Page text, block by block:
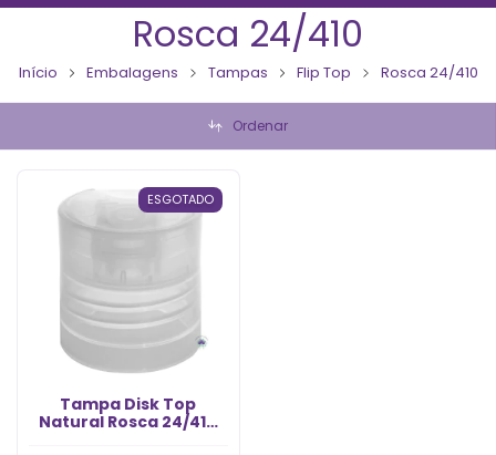
Rosca 24/410
Início Embalagens Tampas Flip Top Rosca 24/410
Ordenar
ESGOTADO
Tampa Disk Top
Natural Rosca 24/410